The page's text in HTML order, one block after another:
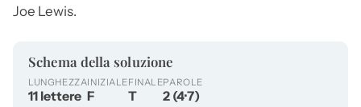
Joe Lewis.
Schema della soluzione
LUNGHEZZA
11 lettere
INIZIALE
F
FINALE
T
PAROLE
2 (4·7)